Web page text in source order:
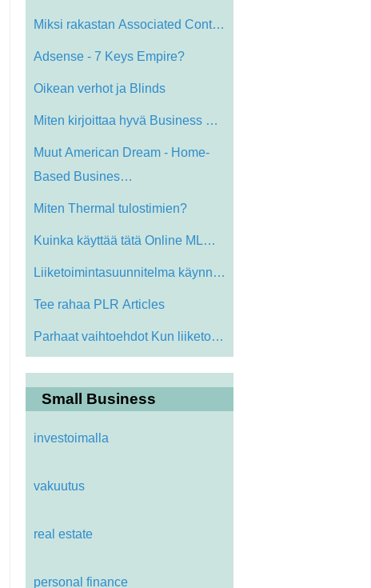
Miksi rakastan Associated Content ja EHo…
Adsense - 7 Keys Empire?
Oikean verhot ja Blinds
Miten kirjoittaa hyvä Business Plan
Muut American Dream - Home-
Based Busines…
Miten Thermal tulostimien?
Kuinka käyttää tätä Online MLM koul…
Liiketoimintasuunnitelma käynnistämine…
Tee rahaa PLR Articles
Parhaat vaihtoehdot Kun liiketoiminta on…
Small Business
investoimalla
vakuutus
real estate
personal finance